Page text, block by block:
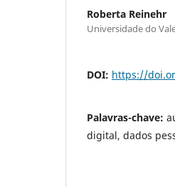
Roberta Reinehr
Universidade do
DOI: https://
Palavras-chave:
digital, dados